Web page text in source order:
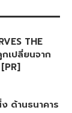
THE
เปลี่ยนจาก
[PR]
ง ด้านธนาคาร